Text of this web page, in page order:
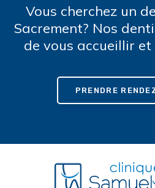
Vous cherchez un
Sacrement? Nos
de vous accueillir
PRENDRE